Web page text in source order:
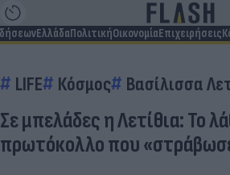
ΕλλάδαΠολιτικήΟικονομίαΕπιχειρήσεις
LIFE Κόσμος Βασίλισσα
Σε μπελάδες η Λετίθια: Το
πρωτόκολλο που